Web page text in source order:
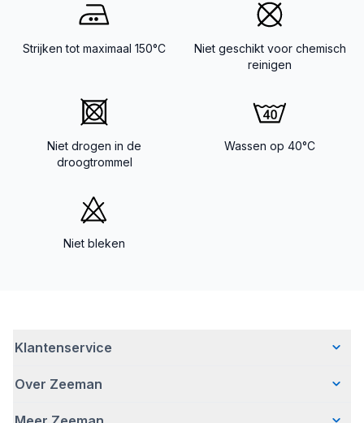
Strijken tot maximaal 150°C
Niet geschikt voor chemisch
reinigen
Niet drogen in de
droogtrommel
Wassen op 40°C
Niet bleken
Klantenservice
Veelgestelde vragen
Over Zeeman